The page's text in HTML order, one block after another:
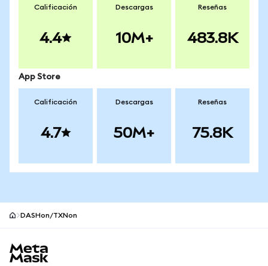
Calificación
4.4
Descargas
10M+
Reseñas
483.8K
App Store
Calificación
4.7
Descargas
50M+
Reseñas
75.8K
DASHon/TXNon